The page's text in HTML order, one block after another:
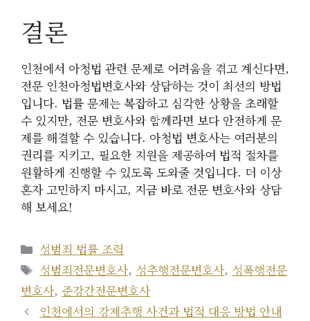
결론
인천에서 아청법 관련 문제로 어려움을 겪고 계신다면,
전문 인천아청법변호사와 상담하는 것이 최선의 방법
입니다. 법률 문제는 복잡하고 심각한 상황을 초래할
수 있지만, 전문 변호사와 함께라면 보다 안전하게 문
제를 해결할 수 있습니다. 아청법 변호사는 여러분의
권리를 지키고, 필요한 지원을 제공하여 법적 절차를
원활하게 진행할 수 있도록 도와줄 것입니다. 더 이상
혼자 고민하지 마시고, 지금 바로 전문 변호사와 상담
해 보세요!
카
테
고
리
성범죄 법률 조력
태
그
성범죄전문변호사, 성추행전문변호사, 성폭행전문
변호사, 준강간전문변호사
인천에서의 강제추행 사건과 법적 대응 방법 안내